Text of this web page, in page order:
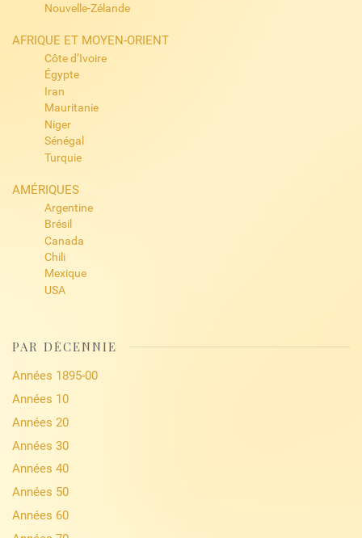
Nouvelle-Zélande
AFRIQUE ET MOYEN-ORIENT
Côte d’Ivoire
Égypte
Iran
Mauritanie
Niger
Sénégal
Turquie
AMÉRIQUES
Argentine
Brésil
Canada
Chili
Mexique
USA
PAR DÉCENNIE
Années 1895-00
Années 10
Années 20
Années 30
Années 40
Années 50
Années 60